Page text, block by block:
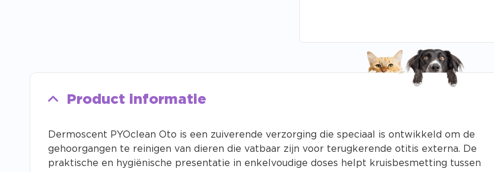
Product informatie
Dermoscent PYOclean Oto is een zuiverende verzorging die speciaal is ontwikkeld om de
gehoorgangen te reinigen van dieren die vatbaar zijn voor terugkerende otitis externa. De
praktische en hygiënische presentatie in enkelvoudige doses helpt kruisbesmetting tussen